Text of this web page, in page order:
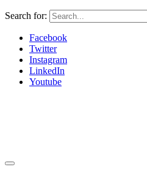
Search for:
Facebook
Twitter
Instagram
LinkedIn
Youtube